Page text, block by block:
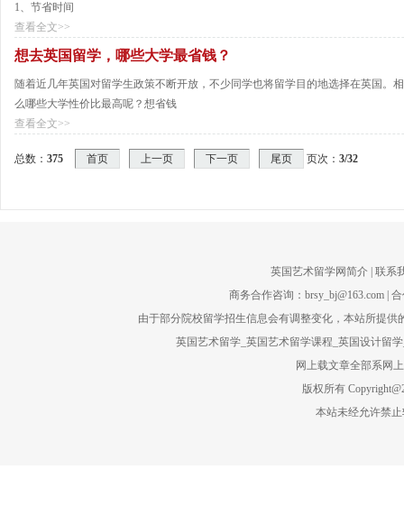
1、节省时间
查看全文>>
想去英国留学，哪些大学最省钱？
随着近几年英国对留学生政策不断开放，不少同学也将留学目的地选择在英国。
么哪些大学性价比最高呢？想省钱
查看全文>>
总数： 375 首页 上一页 下一页 尾页 页次： 3/32
英国艺术留学网简介 | 联系
商务合作咨询：brsy_bj@163.com |
由于部分院校留学招生信息会有调整变化，本站所提供
英国艺术留学_英国艺术留学课程_英国设计留
网上载文章全部系网上
版权所有
本站未经允许禁